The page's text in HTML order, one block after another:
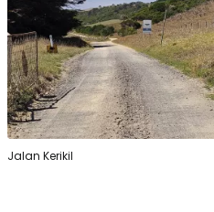
Jalan Kerikil